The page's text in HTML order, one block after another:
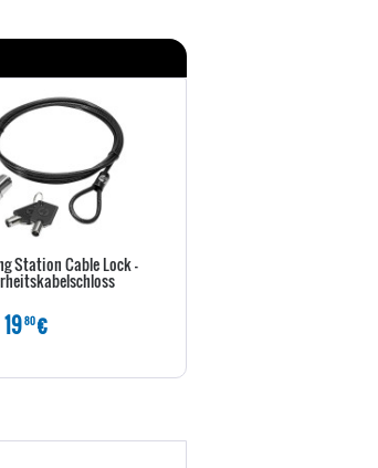
Station Cable Lock -
1980€